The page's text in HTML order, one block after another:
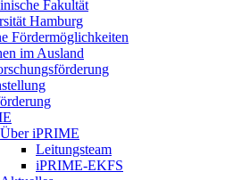
Fakultät
Hamburg
Fördermöglichkeiten
im Ausland
Über iPRIME
Leitungsteam
iPRIME-EKFS